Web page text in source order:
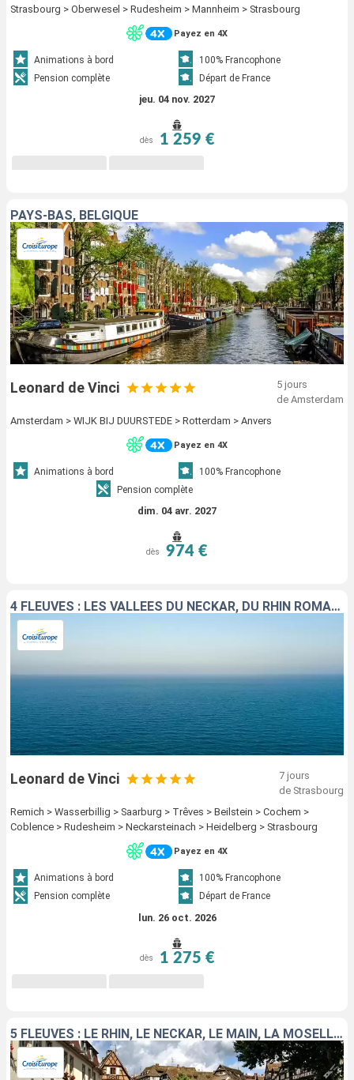
Strasbourg > Oberwesel > Rudesheim > Mannheim > Strasbourg
Payez en 4X
Animations à bord
100% Francophone
Pension complète
Départ de France
jeu. 04 nov. 2027
dès 1 259 €
PAYS-BAS, BELGIQUE
Leonard de Vinci
5 jours
de Amsterdam
Amsterdam > WIJK BIJ DUURSTEDE > Rotterdam > Anvers
Payez en 4X
Animations à bord
100% Francophone
Pension complète
dim. 04 avr. 2027
dès 974 €
4 FLEUVES : LES VALLÉES DU NECKAR, DU RHIN ROMANTIQUE, DE LA MOSELLE ET DE LA SARRE
Leonard de Vinci
7 jours
de Strasbourg
Remich > Wasserbillig > Saarburg > Trêves > Beilstein > Cochem >
Coblence > Rudesheim > Neckarsteinach > Heidelberg > Strasbourg
Payez en 4X
Animations à bord
100% Francophone
Pension complète
Départ de France
lun. 26 oct. 2026
dès 1 275 €
5 FLEUVES : LE RHIN, LE NECKAR, LE MAIN, LA MOSELLE ET LA SARRE